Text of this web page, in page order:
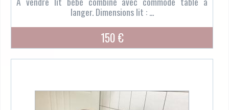
langer. Dimensions lit : ...
150 €